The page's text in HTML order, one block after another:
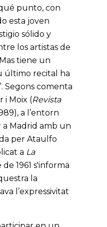
punto, con
esta joven
sólido y
los artistas de
tiene un
último recital ha
Segons comenta
i Moix (Revista
a l’entorn
a Madrid amb un
per Ataulfo
a La
1961 s'informa
la
l’expressivitat